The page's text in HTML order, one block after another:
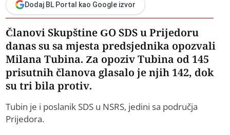
Dodaj BL Portal kao Google izvor
Članovi Skupštine GO SDS u Prijedoru
danas su sa mjesta predsjednika opozvali
Milana Tubina. Za opoziv Tubina od 145
prisutnih članova glasalo je njih 142, dok
su tri bila protiv.
Tubin je i poslanik SDS u NSRS, jedini sa područja
Prijedora.